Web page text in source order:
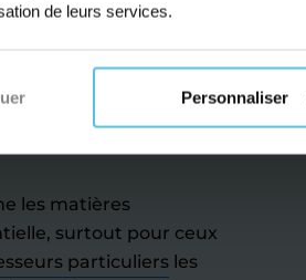
de leurs services.
Personnaliser
de
lycée :
au bac
les matières
surtout pour ceux
particuliers les